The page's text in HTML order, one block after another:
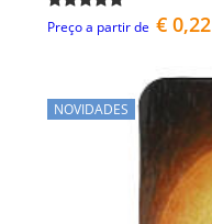
Preço a partir de € 0,22
NOVIDADES